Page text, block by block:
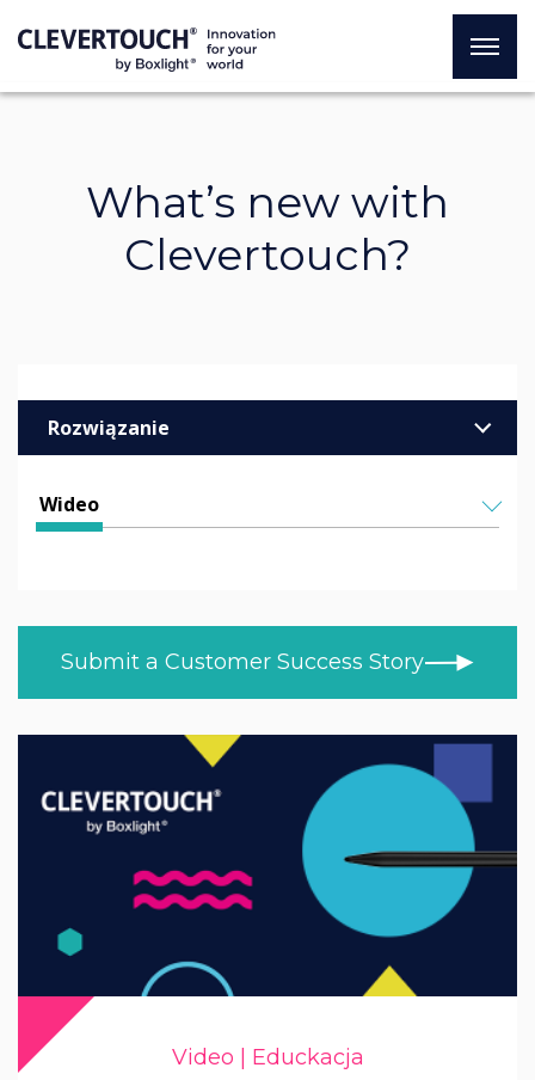
What’s new with
Clevertouch?
Rozwiązanie
Biznes
Służba zdrowia
Wojsko / Rząd
Wideo
HISTORIE KLIENTÓW
BLOG
NAUKA W DOMU
NOWOŚCI PRODUKTOWE
Submit a Customer Success Story
Video | Educkacja